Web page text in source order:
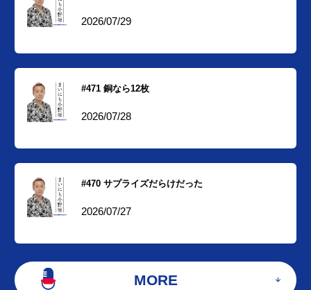
2026/07/29
#471 銅なら12枚
2026/07/28
#470 サプライズだらけだった
2026/07/27
MORE